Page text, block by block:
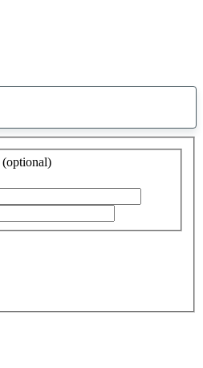
öneri
bulundu
(optional)